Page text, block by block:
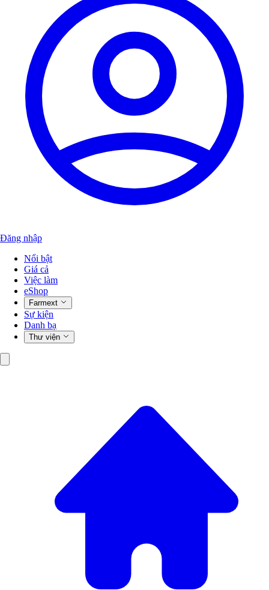
Đăng nhập
Nổi bật
Giá cả
Việc làm
eShop
Farmext
Sự kiện
Danh bạ
Thư viện